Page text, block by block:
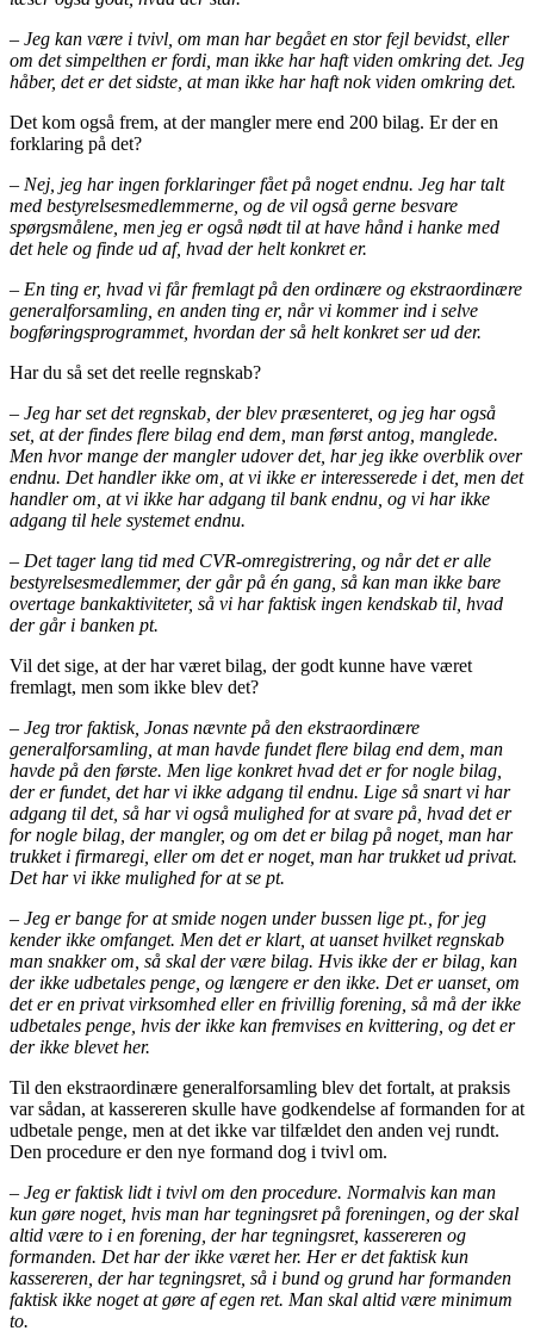
– Jeg kan være i tvivl, om man har begået en stor fejl bevidst, eller
om det simpelthen er fordi, man ikke har haft viden omkring det. Jeg
håber, det er det sidste, at man ikke har haft nok viden omkring det.
Det kom også frem, at der mangler mere end 200 bilag. Er der en
forklaring på det?
– Nej, jeg har ingen forklaringer fået på noget endnu. Jeg har talt
med bestyrelsesmedlemmerne, og de vil også gerne besvare
spørgsmålene, men jeg er også nødt til at have hånd i hanke med
det hele og finde ud af, hvad der helt konkret er.
– En ting er, hvad vi får fremlagt på den ordinære og ekstraordinære
generalforsamling, en anden ting er, når vi kommer ind i selve
bogføringsprogrammet, hvordan der så helt konkret ser ud der.
Har du så set det reelle regnskab?
– Jeg har set det regnskab, der blev præsenteret, og jeg har også
set, at der findes flere bilag end dem, man først antog, manglede.
Men hvor mange der mangler udover det, har jeg ikke overblik over
endnu. Det handler ikke om, at vi ikke er interesserede i det, men det
handler om, at vi ikke har adgang til bank endnu, og vi har ikke
adgang til hele systemet endnu.
– Det tager lang tid med CVR-omregistrering, og når det er alle
bestyrelsesmedlemmer, der går på én gang, så kan man ikke bare
overtage bankaktiviteter, så vi har faktisk ingen kendskab til, hvad
der går i banken pt.
Vil det sige, at der har været bilag, der godt kunne have været
fremlagt, men som ikke blev det?
– Jeg tror faktisk, Jonas nævnte på den ekstraordinære
generalforsamling, at man havde fundet flere bilag end dem, man
havde på den første. Men lige konkret hvad det er for nogle bilag,
der er fundet, det har vi ikke adgang til endnu. Lige så snart vi har
adgang til det, så har vi også mulighed for at svare på, hvad det er
for nogle bilag, der mangler, og om det er bilag på noget, man har
trukket i firmaregi, eller om det er noget, man har trukket ud privat.
Det har vi ikke mulighed for at se pt.
– Jeg er bange for at smide nogen under bussen lige pt., for jeg
kender ikke omfanget. Men det er klart, at uanset hvilket regnskab
man snakker om, så skal der være bilag. Hvis ikke der er bilag, kan
der ikke udbetales penge, og længere er den ikke. Det er uanset, om
det er en privat virksomhed eller en frivillig forening, så må der ikke
udbetales penge, hvis der ikke kan fremvises en kvittering, og det er
der ikke blevet her.
Til den ekstraordinære generalforsamling blev det fortalt, at praksis
var sådan, at kassereren skulle have godkendelse af formanden for at
udbetale penge, men at det ikke var tilfældet den anden vej rundt.
Den procedure er den nye formand dog i tvivl om.
– Jeg er faktisk lidt i tvivl om den procedure. Normalvis kan man
kun gøre noget, hvis man har tegningsret på foreningen, og der skal
altid være to i en forening, der har tegningsret, kassereren og
formanden. Det har der ikke været her. Her er det faktisk kun
kassereren, der har tegningsret, så i bund og grund har formanden
faktisk ikke noget at gøre af egen ret. Man skal altid være minimum
to.